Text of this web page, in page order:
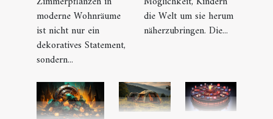
moderne Wohnräume
ist nicht nur ein
dekoratives Statement,
sondern...
die Welt um sie herum
näherzubringen. Die...